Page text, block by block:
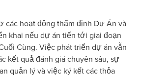
các hoạt động thẩm định Dự Án và
khai nếu dự án tiến tới giai đoạn
Cùng. Việc phát triển dự án vẫn
kết quả đánh giá chuyên sâu, sự
quản lý và việc ký kết các thỏa